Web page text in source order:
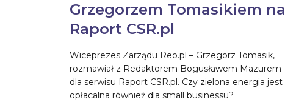
Grzegorzem Tomasikiem na
Raport CSR.pl
Wiceprezes Zarządu Reo.pl – Grzegorz Tomasik,
rozmawiał z Redaktorem Bogusławem Mazurem
dla serwisu Raport CSR.pl. Czy zielona energia jest
opłacalna również dla small businessu?